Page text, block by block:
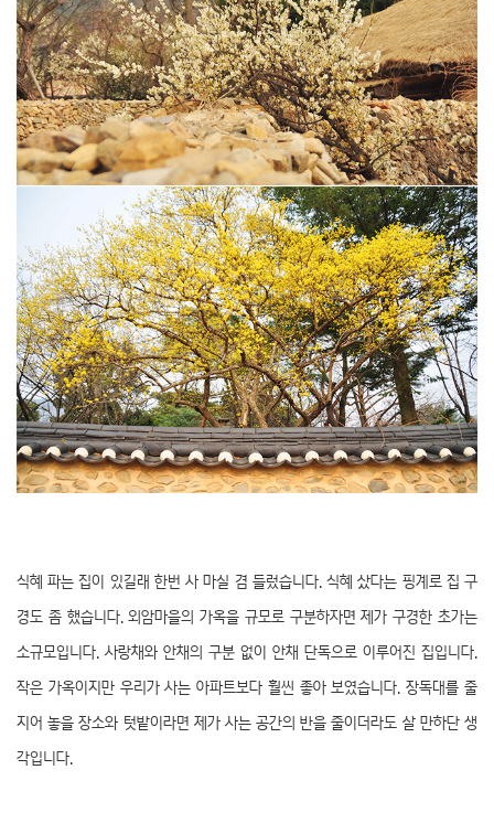
식혜 파는 집이 있길래 한번 사 마실 겸 들렀습니다. 식혜 샀다는 핑계로 집 구
경도 좀 했습니다. 외암마을의 가옥을 규모로 구분하자면 제가 구경한 초가는
소규모입니다. 사랑채와 안채의 구분 없이 안채 단독으로 이루어진 집입니다.
작은 가옥이지만 우리가 사는 아파트보다 훨씬 좋아 보였습니다. 장독대를 줄
지어 놓을 장소와 텃밭이라면 제가 사는 공간의 반을 줄이더라도 살 만하단 생
각입니다.